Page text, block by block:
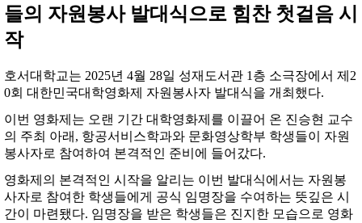
들의 자원봉사 발대식으로 힘찬 첫걸음 시
작
호서대학교는 2025년 4월 28일 성재도서관 1층 소극장에서 제2
0회 대한민국대학영화제 자원봉사자 발대식을 개최했다.
이번 영화제는 오랜 기간 대학영화제를 이끌어 온 진승현 교수
의 주최 아래, 항공서비스학과와 문화영상학부 학생들이 자원
봉사자로 참여하여 본격적인 준비에 들어갔다.
영화제의 본격적인 시작을 알리는 이번 발대식에서는 자원봉
사자로 참여한 학생들에게 공식 임명장을 수여하는 뜻깊은 시
간이 마련됐다. 임명장을 받은 학생들은 진지한 모습으로 영화